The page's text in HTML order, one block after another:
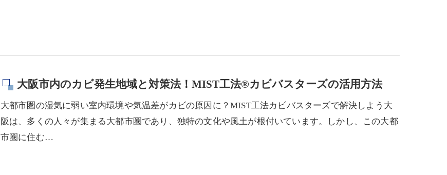
大阪市内のカビ発生地域と対策法！MIST工法®カビバスターズの活用方法
大都市圏の湿気に弱い室内環境や気温差がカビの原因に？MIST工法カビバスターズで解決しよう大
阪は、多くの人々が集まる大都市圏であり、独特の文化や風土が根付いています。しかし、この大都
市圏に住む…